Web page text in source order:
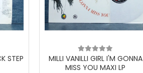
STEP
MILLI VANILLI GIRL I'M GONNA
MISS YOU MAXI LP